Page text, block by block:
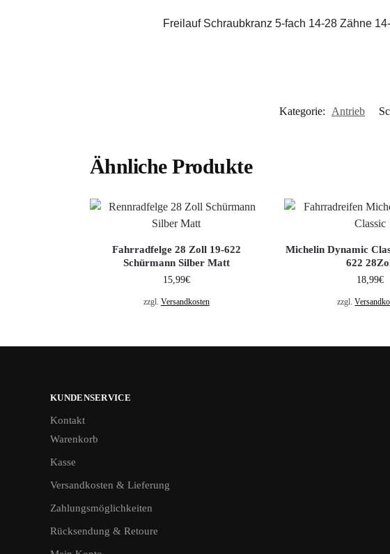
Freilauf Schraubkranz 5-fach 14-28 Zähne
Kategorie: Antrieb
Ähnliche Produkte
Fahrradfelge 28 Zoll 19-622
Schürmann Silber Matt
15,99€
zzgl. Versandkosten
Michelin Dynamic
622
18,99€
zzgl.
KUNDENSERVICE
Kontakt
Warenkorb
Kasse
Versandkosten & Lieferung
Zahlungsmöglichkeiten
Rücksendung & Retoure